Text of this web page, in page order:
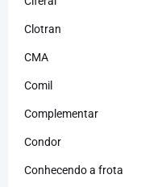
Clotran
CMA
Comil
Complementar
Condor
Conhecendo a frota